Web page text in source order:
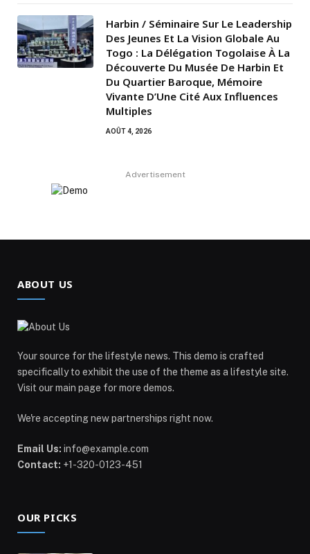
Harbin / Séminaire Sur Le Leadership
Des Jeunes Et La Vision Globale Au
Togo : La Délégation Togolaise À La
Découverte Du Musée De Harbin Et
Du Quartier Baroque, Mémoire
Vivante D’Une Cité Aux Influences
Multiples
AOÛT 4, 2026
Advertisement
ABOUT US
Your source for the lifestyle news. This demo is crafted
specifically to exhibit the use of the theme as a lifestyle site.
Visit our main page for more demos.
We're accepting new partnerships right now.
Email Us: info@example.com
Contact: +1-320-0123-451
OUR PICKS